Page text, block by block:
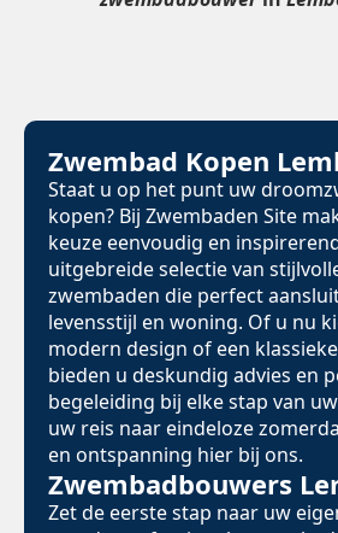
Zwembad Kopen
Staat u op het punt uw
kopen? Bij Zwembaden Site
keuze eenvoudig en
uitgebreide selectie van
zwembaden die perfect
levensstijl en woning. Of u nu
modern design of een
bieden u deskundig advies en
begeleiding bij elke stap van
uw reis naar eindeloze
en ontspanning hier bij ons.
Zwembadbouwers
Zet de eerste stap naar uw